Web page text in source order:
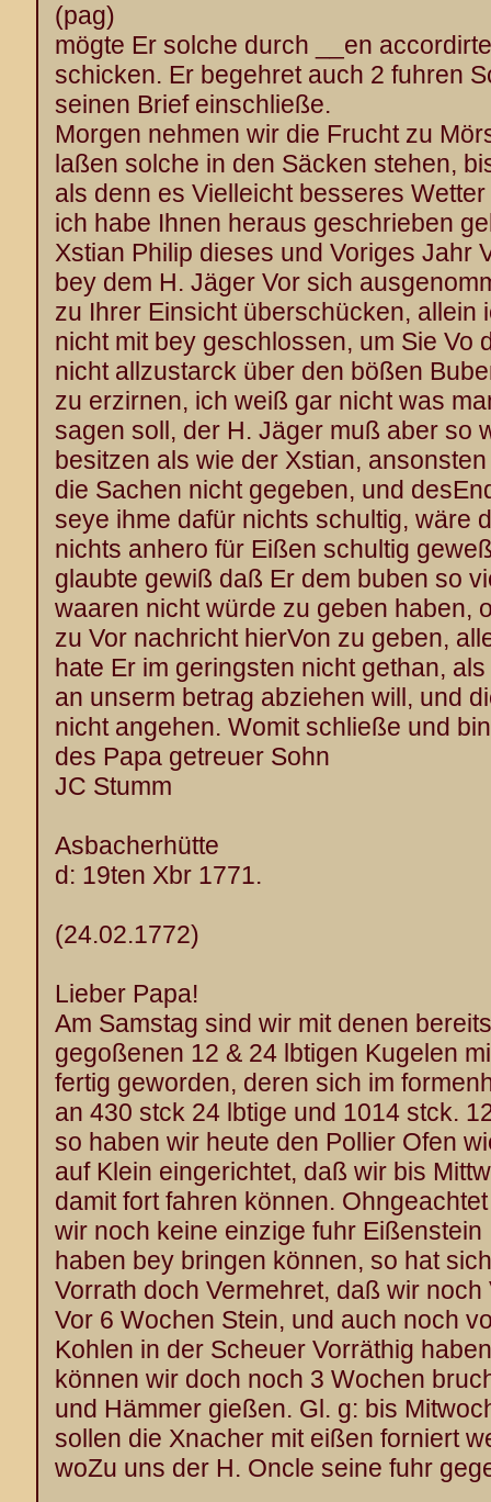
(pag)
mögte Er solche durch __en
schicken. Er begehret auch 2 fuhren
seinen Brief einschließe.
Morgen nehmen wir die Frucht zu
laßen solche in den Säcken stehen,
als denn es Vielleicht besseres
ich habe Ihnen heraus geschrieben
Xstian Philip dieses und Voriges Jahr
bey dem H. Jäger Vor sich
zu Ihrer Einsicht überschücken, allein
nicht mit bey geschlossen, um Sie Vo
nicht allzustarck über den bößen
zu erzirnen, ich weiß gar nicht was
sagen soll, der H. Jäger muß aber so
besitzen als wie der Xstian,
die Sachen nicht gegeben, und
seye ihme dafür nichts schultig, wäre
nichts anhero für Eißen schultig
glaubte gewiß daß Er dem buben so
waaren nicht würde zu geben haben,
zu Vor nachricht hierVon zu geben,
hate Er im geringsten nicht gethan,
an unserm betrag abziehen will, und
nicht angehen. Womit schließe und bin
des Papa getreuer Sohn
JC Stumm
Asbacherhütte
d: 19ten Xbr 1771.
(24.02.1772)
Lieber Papa!
Am Samstag sind wir mit denen
gegoßenen 12 & 24 lbtigen Kugelen
fertig geworden, deren sich im
an 430 stck 24 lbtige und 1014 stck.
so haben wir heute den Pollier Ofen
auf Klein eingerichtet, daß wir bis
damit fort fahren können. Ohngeachtet
wir noch keine einzige fuhr Eißenstein
haben bey bringen können, so hat
Vorrath doch Vermehret, daß wir noch
Vor 6 Wochen Stein, und auch noch
Kohlen in der Scheuer Vorräthig
können wir doch noch 3 Wochen
und Hämmer gießen. Gl. g: bis
sollen die Xnacher mit eißen forniert
woZu uns der H. Oncle seine fuhr